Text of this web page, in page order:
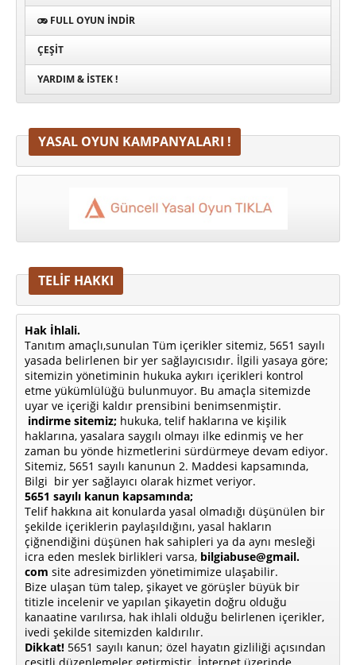
FULL OYUN İNDIR
ÇEŞIT
YARDIM & İSTEK !
YASAL OYUN KAMPANYALARI !
TELİF HAKKI
Hak İhlali.
Tanıtım amaçlı,sunulan Tüm içerikler sitemiz, 5651 sayılı
yasada belirlenen bir yer sağlayıcısıdır. İlgili yasaya göre;
sitemizin yönetiminin hukuka aykırı içerikleri kontrol
etme yükümlülüğü bulunmuyor. Bu amaçla sitemizde
uyar ve içeriği kaldır prensibini benimsenmiştir.
indirme sitemiz; hukuka, telif haklarına ve kişilik
haklarına, yasalara saygılı olmayı ilke edinmiş ve her
zaman bu yönde hizmetlerini sürdürmeye devam ediyor.
Sitemiz, 5651 sayılı kanunun 2. Maddesi kapsamında,
Bilgi bir yer sağlayıcı olarak hizmet veriyor.
5651 sayılı kanun kapsamında;
Telif hakkına ait konularda yasal olmadığı düşünülen bir
şekilde içeriklerin paylaşıldığını, yasal hakların
çiğnendiğini düşünen hak sahipleri ya da aynı mesleği
icra eden meslek birlikleri varsa, bilgiabuse@gmail.
com site adresimizden yönetimimize ulaşabilir.
Bize ulaşan tüm talep, şikayet ve görüşler büyük bir
titizle incelenir ve yapılan şikayetin doğru olduğu
kanaatine varılırsa, hak ihlali olduğu belirlenen içerikler,
ivedi şekilde sitemizden kaldırılır.
Dikkat! 5651 sayılı kanun; özel hayatın gizliliği açısından